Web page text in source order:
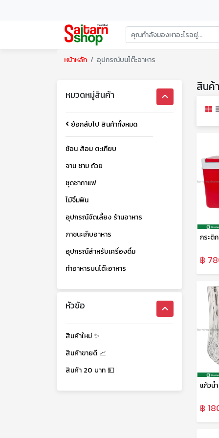
หน้าหลัก อุปกรณ์บนโต๊ะอาหาร
หมวดหมู่สินค้า
ย้อกลับไป สินค้าทั้งหมด
ช้อน ส้อม ตะเกียบ
จาน ชาม ถ้วย
ชุดชากาแฟ
ไม้จิ้มฟัน
อุปกรณ์จัดเลี้ยง ร้านอาหาร
ภาชนะเก็บอาหาร
อุปกรณ์สำหรับเครื่องดื่ม
ทำอาหารบนโต๊ะอาหาร
หัวข้อ
สินค้าใหม่ ✨
สินค้าขายดี 📈
สินค้า 20 บาท 💵
สินค้
฿
แก้วน้
฿